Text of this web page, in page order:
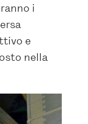
i
e
nella